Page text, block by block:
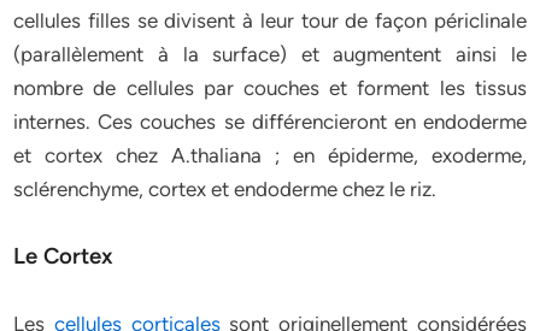
cellules filles se divisent à leur tour de façon périclinale
(parallèlement à la surface) et augmentent ainsi le
nombre de cellules par couches et forment les tissus
internes. Ces couches se différencieront en endoderme
et cortex chez A.thaliana ; en épiderme, exoderme,
sclérenchyme, cortex et endoderme chez le riz.
Le Cortex
Les cellules corticalessont originellement considérées